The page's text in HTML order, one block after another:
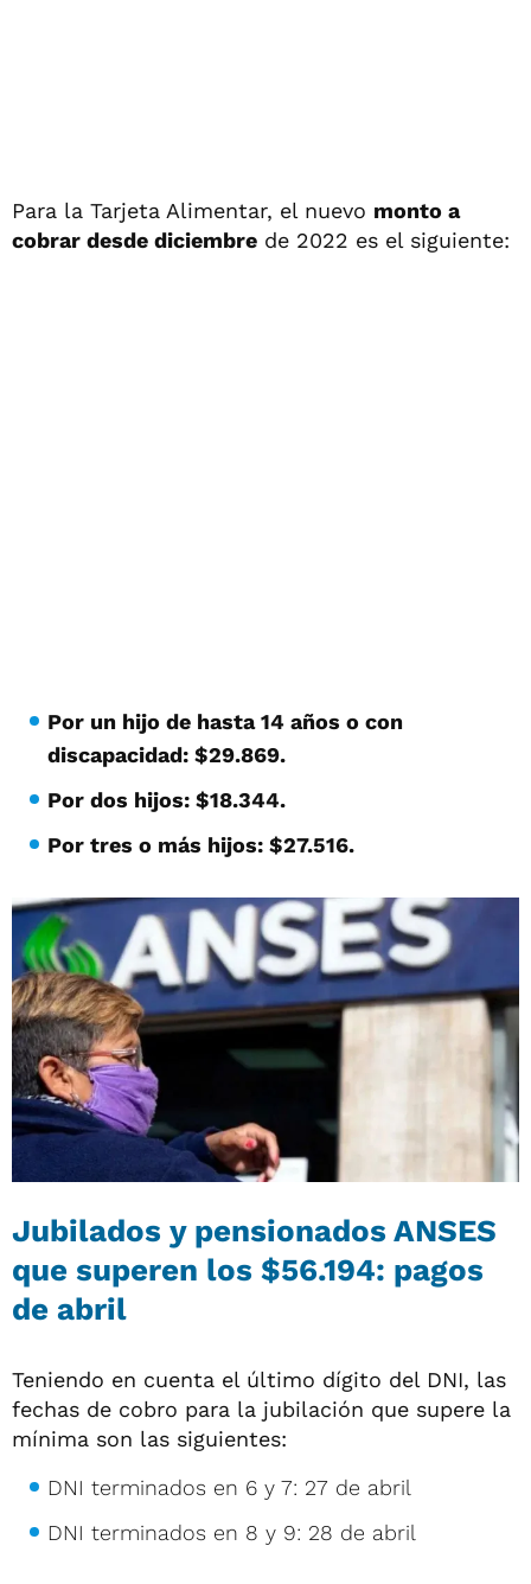
Para la Tarjeta Alimentar, el nuevo monto a
cobrar desde diciembre de 2022 es el siguiente:
Por un hijo de hasta 14 años o con
discapacidad: $29.869.
Por dos hijos: $18.344.
Por tres o más hijos: $27.516.
Jubilados y pensionados ANSES
que superen los $56.194: pagos
de abril
Teniendo en cuenta el último dígito del DNI, las
fechas de cobro para la jubilación que supere la
mínima son las siguientes:
DNI terminados en 6 y 7: 27 de abril
DNI terminados en 8 y 9: 28 de abril